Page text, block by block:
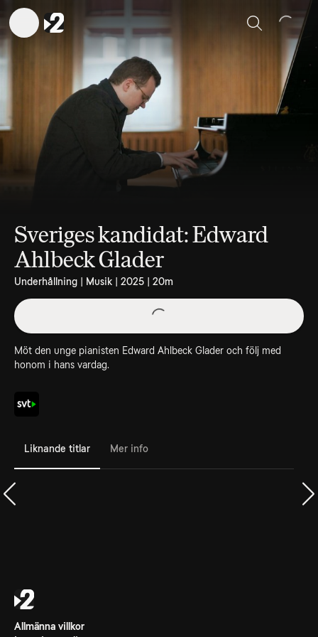
Sök
Sveriges kandidat: Edward
Ahlbeck Glader
Underhållning | Musik | 2025 | 20m
Möt den unge pianisten Edward Ahlbeck Glader och följ med
honom i hans vardag.
Liknande titlar Mer info
Allmänna villkor